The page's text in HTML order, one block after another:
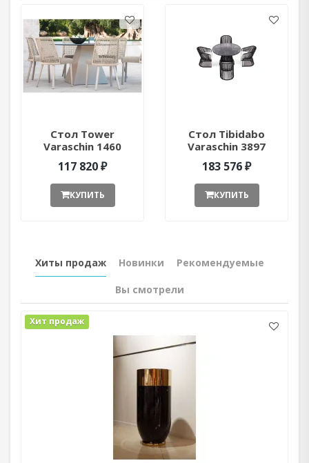
Стол Tower
Varaschin 1460
ant377052
117 820 ₽
КУПИТЬ
Стол Tibidabo
Varaschin 3897
ant377051
183 576 ₽
КУПИТЬ
Хиты продаж Новинки Рекомендуемые
Вы смотрели
Хит продаж